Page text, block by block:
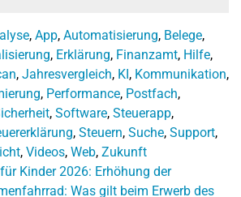
, App, Automatisierung, Belege,
, Erklärung, Finanzamt, Hilfe,
, Jahresvergleich, KI, Kommunikation,
, Performance, Postfach,
, Software, Steuerapp,
, Steuern, Suche, Support,
, Videos, Web, Zukunft
Kinder 2026: Erhöhung der
Was gilt beim Erwerb des